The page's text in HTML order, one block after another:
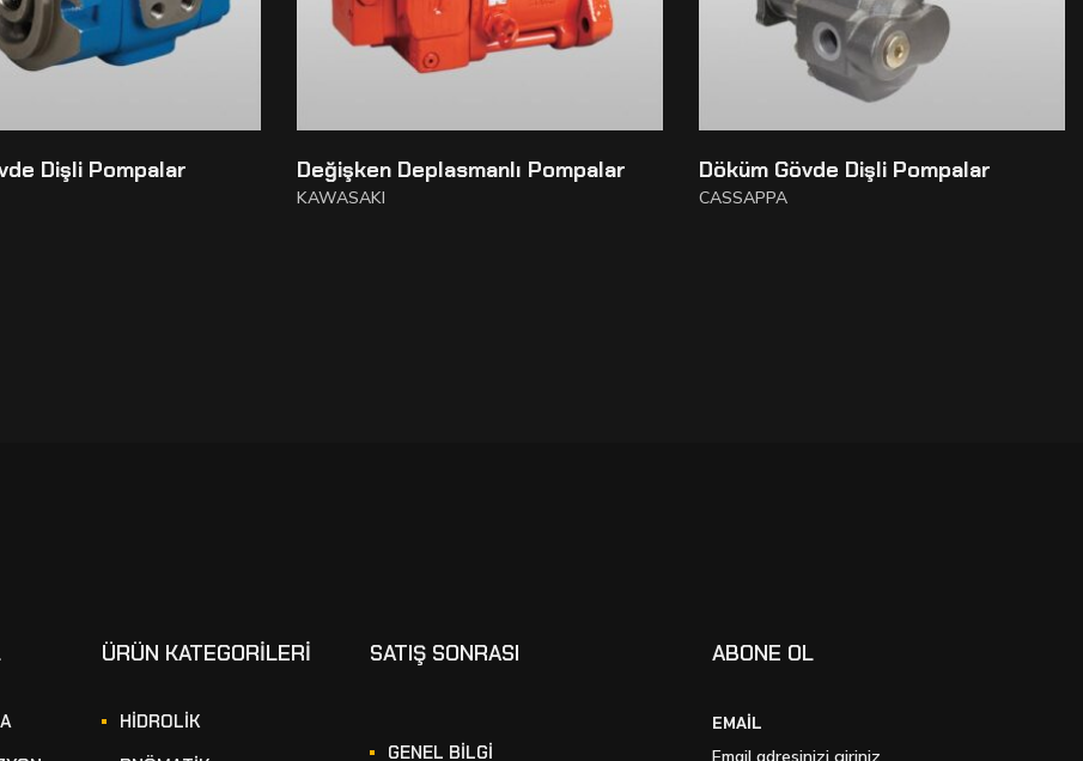
Dişli Pompalar Değişken Deplasmanlı Pompalar
KAWASAKI
Döküm Gövde Dişli Pompalar
CASSAPPA
ÜRÜN KATEGORİLERİ
HİDROLİK
SATIŞ SONRASI
GENEL BİLGİ
ABONE OL
EMAİL